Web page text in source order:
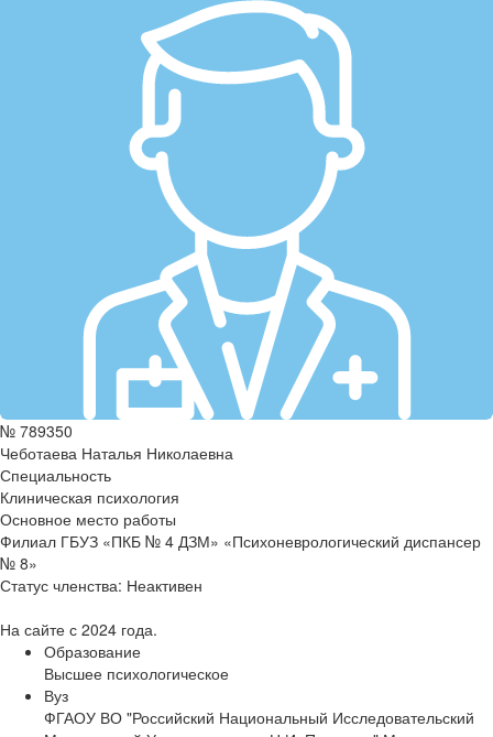
№ 789350
Чеботаева Наталья Николаевна
Специальность
Клиническая психология
Основное место работы
Филиал ГБУЗ «ПКБ № 4 ДЗМ» «Психоневрологический диспансер
№ 8»
Статус членства: Неактивен
На сайте с 2024 года.
Образование
Высшее психологическое
Вуз
ФГАОУ ВО "Российский Национальный Исследовательский